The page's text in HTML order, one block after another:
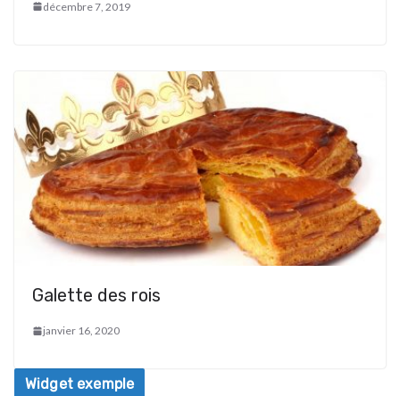
décembre 7, 2019
Galette des rois
janvier 16, 2020
Widget exemple